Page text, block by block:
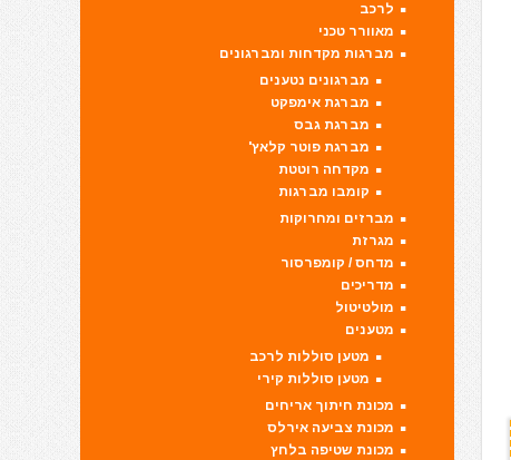
לרכב
מאוורר טכני
מברגות מקדחות ומברגונים
מברגונים נטענים
מברגת אימפקט
מברגת גבס
מברגת פוטר קלאץ'
מקדחה רוטטת
קומבו מברגות
מברזים ומחרוקות
מגרזת
מדחס / קומפרסור
מדריכים
מולטיטול
מטענים
מטען סוללות לרכב
מטען סוללות קירי
מכונת חיתוך אריחים
מכונת צביעה אירלס
מכונת שטיפה בלחץ